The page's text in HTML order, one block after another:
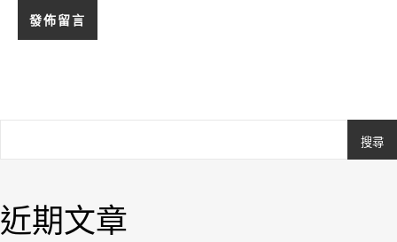
搜尋
近期文章
Royal.